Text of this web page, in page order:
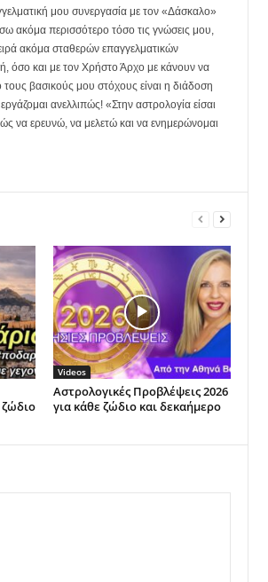
μου συνεργασία με τον «Δάσκαλο»
ακόμα περισσότερο τόσο τις γνώσεις μου,
ακόμα σταθερών επαγγελματικών
όσο και με τον Χρήστο Άρχο με κάνουν να
βασικούς μου στόχους είναι η διάδοση
ανελλιπώς! «Στην αστρολογία είσαι
να ερευνώ, να μελετώ και να ενημερώνομαι
ζώδιο
Videos
Αστρολογικές Προβλέψεις 2026
για κάθε ζώδιο και δεκαήμερο